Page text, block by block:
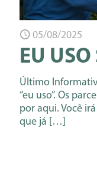
05/08/2025
EU USO
Último
“eu uso”. Os
por aqui. Você
que já […]